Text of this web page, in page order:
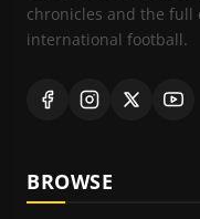
chronicles and the full
international football.
BROWSE